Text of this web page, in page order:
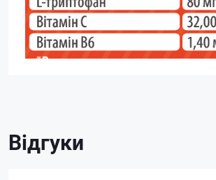
Відгуки